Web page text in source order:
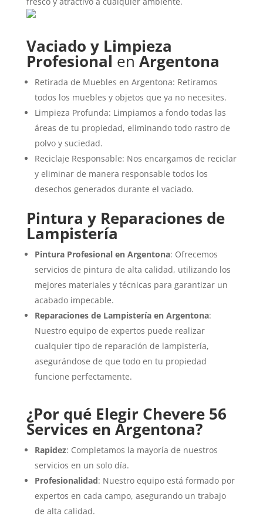
Vaciado y Limpieza
Profesional enArgentona
Retirada de Muebles en Argentona: Retiramos
todos los muebles y objetos que ya no necesites.
Limpieza Profunda: Limpiamos a fondo todas las
áreas de tu propiedad, eliminando todo rastro de
polvo y suciedad.
Reciclaje Responsable: Nos encargamos de reciclar
y eliminar de manera responsable todos los
desechos generados durante el vaciado.
Pintura y Reparaciones de
Lampistería
Pintura Profesional en Argentona: Ofrecemos
servicios de pintura de alta calidad, utilizando los
mejores materiales y técnicas para garantizar un
acabado impecable.
Reparaciones de Lampistería en Argentona:
Nuestro equipo de expertos puede realizar
cualquier tipo de reparación de lampistería,
asegurándose de que todo en tu propiedad
funcione perfectamente.
¿Por qué Elegir Chevere 56
Services en Argentona?
Rapidez: Completamos la mayoría de nuestros
servicios en un solo día.
Profesionalidad: Nuestro equipo está formado por
expertos en cada campo, asegurando un trabajo
de alta calidad.